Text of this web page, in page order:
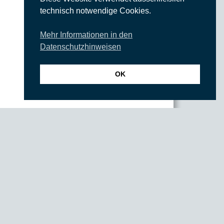
technisch notwendige Cookies.
Mehr Informationen in den
Datenschutzhinweisen
OK